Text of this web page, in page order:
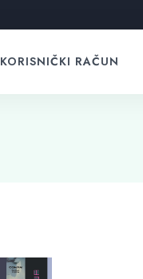
KORISNIČKI RAČUN